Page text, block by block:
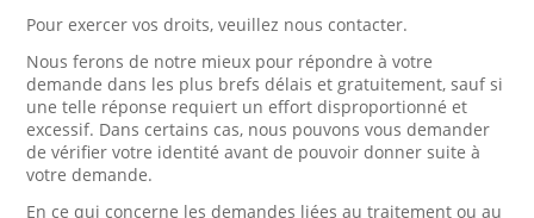
Pour exercer vos droits, veuillez nous contacter.
Nous ferons de notre mieux pour répondre à votre
demande dans les plus brefs délais et gratuitement, sauf si
une telle réponse requiert un effort disproportionné et
excessif. Dans certains cas, nous pouvons vous demander
de vérifier votre identité avant de pouvoir donner suite à
votre demande.
En ce qui concerne les demandes liées au traitement ou au